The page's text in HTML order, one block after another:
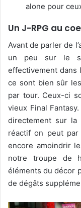
alone pour
Un J-RPG au
Avant de parler de
un peu sur le
effectivement dans
ce sont bien sûr
par tour. Ceux-ci
vieux Final
directement sur la
réactif on peut
encore amoindrir
notre troupe de
éléments du décor
de dégâts